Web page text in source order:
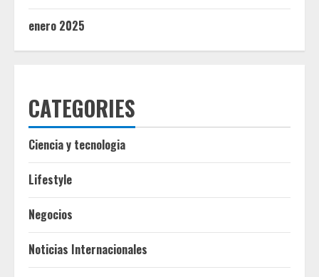
enero 2025
CATEGORIES
Ciencia y tecnologia
Lifestyle
Negocios
Noticias Internacionales